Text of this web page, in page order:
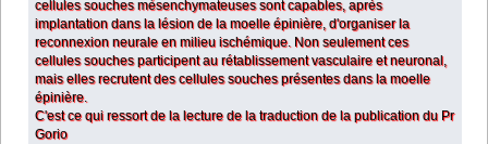
cellules souches mésenchymateuses sont capables, après
implantation dans la lésion de la moelle épinière, d'organiser la
reconnexion neurale en milieu ischémique. Non seulement ces
cellules souches participent au rétablissement vasculaire et neuronal,
mais elles recrutent des cellules souches présentes dans la moelle
épinière.
C'est ce qui ressort de la lecture de la traduction de la publication du Pr
Gorio